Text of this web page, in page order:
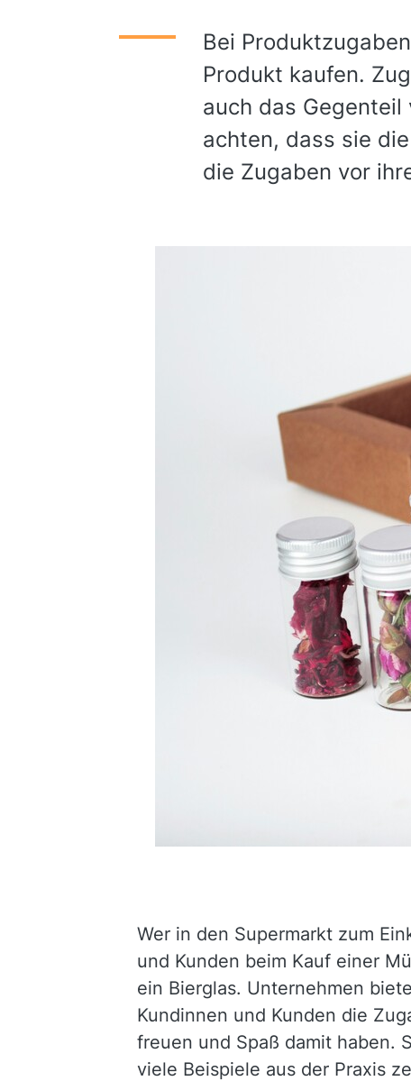
Bei
Produkt kaufen.
auch das Gegenteil
achten, dass sie
die Zugaben vor
Wer in den Supermarkt zum
und Kunden beim Kauf einer
ein Bierglas. Unternehmen
Kundinnen und Kunden die
freuen und Spaß damit haben.
viele Beispiele aus der Praxis